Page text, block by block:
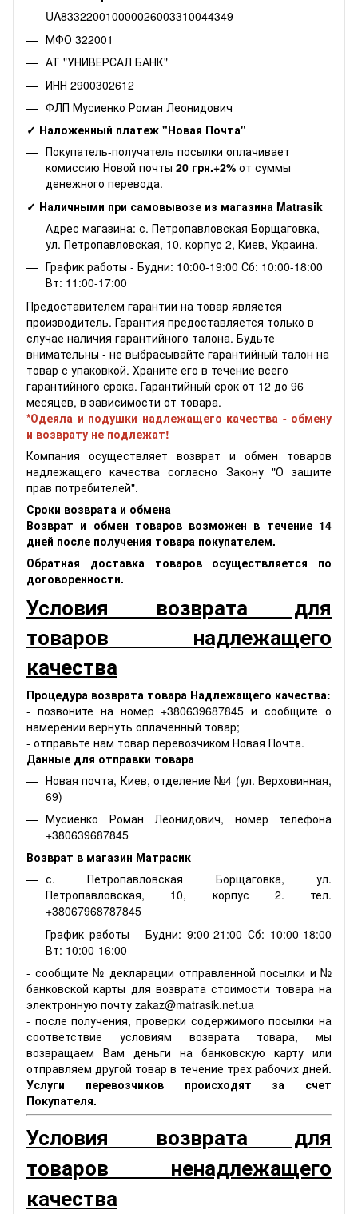
UA833220010000026003310044349
МФО 322001
АТ "УНИВЕРСАЛ БАНК"
ИНН 2900302612
ФЛП Мусиенко Роман Леонидович
✓ Наложенный платеж "Новая Почта"
Покупатель-получатель посылки оплачивает
комиссию Новой почты 20 грн.+2% от суммы
денежного перевода.
✓ Наличными при самовывозе из магазина Matrasik
Адрес магазина: с. Петропавловская Борщаговка,
ул. Петропавловская, 10, корпус 2, Киев, Украина.
График работы - Будни: 10:00-19:00 Сб: 10:00-18:00
Вт: 11:00-17:00
Предоставителем гарантии на товар является
производитель. Гарантия предоставляется только в
случае наличия гарантийного талона. Будьте
внимательны - не выбрасывайте гарантийный талон на
товар с упаковкой. Храните его в течение всего
гарантийного срока. Гарантийный срок от 12 до 96
месяцев, в зависимости от товара.
*Одеяла и подушки надлежащего качества - обмену
и возврату не подлежат!
Компания осуществляет возврат и обмен товаров
надлежащего качества согласно Закону "О защите
прав потребителей".
Сроки возврата и обмена
Возврат и обмен товаров возможен в течение 14
дней после получения товара покупателем.
Обратная доставка товаров осуществляется по
договоренности.
Условия возврата для
товаров надлежащего
качества
Процедура возврата товара Надлежащего качества:
- позвоните на номер +380639687845 и сообщите о
намерении вернуть оплаченный товар;
- отправьте нам товар перевозчиком Новая Почта.
Данные для отправки товара
Новая почта, Киев, отделение №4 (ул. Верховинная,
69)
Мусиенко Роман Леонидович, номер телефона
+380639687845
Возврат в магазин Матрасик
с. Петропавловская Борщаговка, ул.
Петропавловская, 10, корпус 2. тел.
+38067968787845
График работы - Будни: 9:00-21:00 Сб: 10:00-18:00
Вт: 10:00-16:00
- сообщите № декларации отправленной посылки и №
банковской карты для возврата стоимости товара на
электронную почту zakaz@matrasik.net.ua
- после получения, проверки содержимого посылки на
соответствие условиям возврата товара, мы
возвращаем Вам деньги на банковскую карту или
отправляем другой товар в течение трех рабочих дней.
Услуги перевозчиков происходят за счет
Покупателя.
Условия возврата для
товаров ненадлежащего
качества